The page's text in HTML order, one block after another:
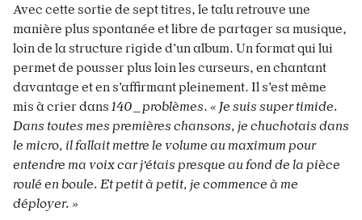
Avec cette sortie de sept titres, le talu retrouve une
manière plus spontanée et libre de partager sa musique,
loin de la structure rigide d’un album. Un format qui lui
permet de pousser plus loin les curseurs, en chantant
davantage et en s’affirmant pleinement. Il s’est même
mis à crier dans 140_problèmes. « Je suis super timide.
Dans toutes mes premières chansons, je chuchotais dans
le micro, il fallait mettre le volume au maximum pour
entendre ma voix car j’étais presque au fond de la pièce
roulé en boule. Et petit à petit, je commence à me
déployer. »